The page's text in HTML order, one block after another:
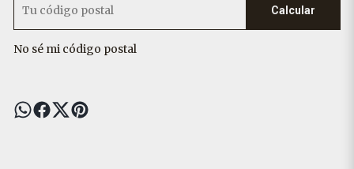
Calcular
No sé mi código postal